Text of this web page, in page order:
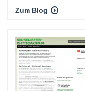
Zum Blog